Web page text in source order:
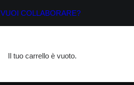
VUOI COLLABORARE?
Il tuo carrello è vuoto.